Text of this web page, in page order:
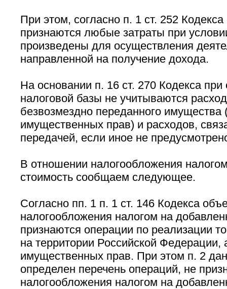
При этом, согласно п. 1 ст. 252
признаются любые затраты при
произведены для осуществления
направленной на получение дохода.
На основании п. 16 ст. 270 Кодекса при
налоговой базы не учитываются
безвозмездно переданного имущества
имущественных прав) и расходов,
передачей, если иное не
В отношении налогообложения
стоимость сообщаем следующее.
Согласно пп. 1 п. 1 ст. 146 Кодекса
налогообложения налогом на
признаются операции по реализации
на территории Российской Федерации,
имущественных прав. При этом п. 2
определен перечень операций, не
налогообложения налогом на